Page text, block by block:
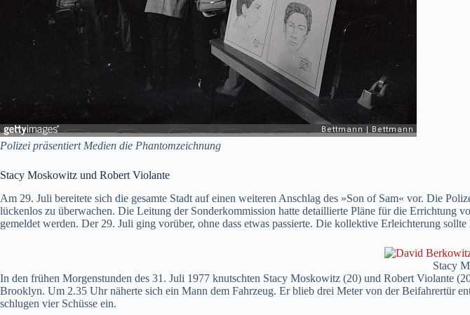
Polizei präsentiert Medien die Phantomzeichnung
Stacy Moskowitz und Robert Violante
Am 29. Juli bereitete sich die gesamte Stadt auf einen weiteren Anschlag des »Son of Sam« vor. Die
lückenlos zu überwachen. Die Leitung der Sonderkommission hatte detaillierte Pläne für die Errichtung
gemeldet werden. Der 29. Juli ging vorüber, ohne dass etwas passierte. Die kollektive Erleichterung
Stacy
In den frühen Morgenstunden des 31. Juli 1977 knutschten Stacy Moskowitz (20) und Robert Violante
Brooklyn. Um 2.35 Uhr näherte sich ein Mann dem Fahrzeug. Er blieb drei Meter von der Beifahrertür
schlugen vier Schüsse ein.